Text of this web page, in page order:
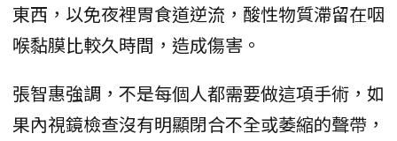
東西，以免夜裡胃食道逆流，酸性物質滯留在咽
喉黏膜比較久時間，造成傷害。
張智惠強調，不是每個人都需要做這項手術，如
果內視鏡檢查沒有明顯閉合不全或萎縮的聲帶，